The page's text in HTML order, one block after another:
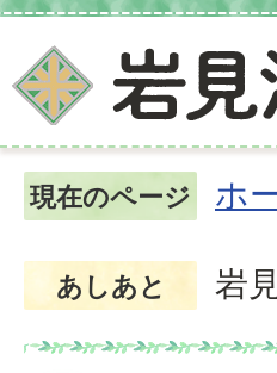
現在のページ ホ
あしあと 岩